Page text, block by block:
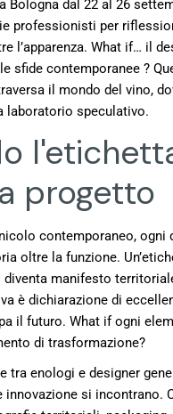
Bologna dal 22 al 26
professionisti per
l’apparenza. What if… il
sfide contemporanee ?
il mondo del vino,
laboratorio speculativo.
progetto
contemporaneo, ogni
oltre la funzione.
diventa manifesto
è dichiarazione di
il futuro. What if ogni
di trasformazione?
tra enologi e designer
innovazione si incontrano.